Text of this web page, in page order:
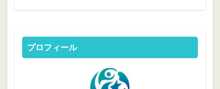
プロフィール